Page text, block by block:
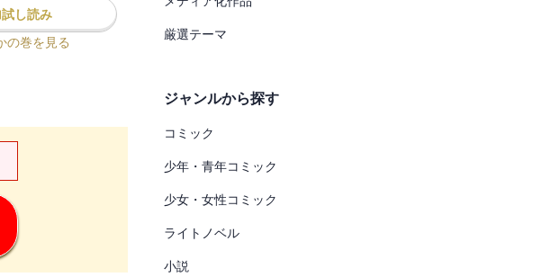
試し読み
の巻を見る
厳選テーマ
ジャンルから探す
コミック
少年・青年コミック
少女・女性コミック
ライトノベル
小説